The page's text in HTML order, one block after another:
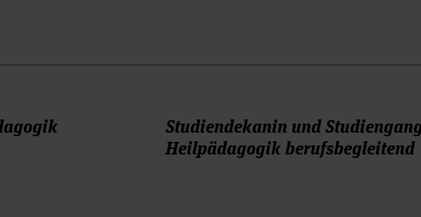
Studiendekanin und
Heilpädagogik berufsbegleitend